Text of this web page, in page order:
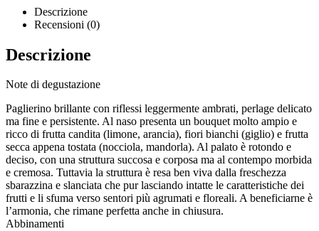
Descrizione
Recensioni (0)
Descrizione
Note di degustazione
Paglierino brillante con riflessi leggermente ambrati, perlage delicato
ma fine e persistente. Al naso presenta un bouquet molto ampio e
ricco di frutta candita (limone, arancia), fiori bianchi (giglio) e frutta
secca appena tostata (nocciola, mandorla). Al palato è rotondo e
deciso, con una struttura succosa e corposa ma al contempo morbida
e cremosa. Tuttavia la struttura è resa ben viva dalla freschezza
sbarazzina e slanciata che pur lasciando intatte le caratteristiche dei
frutti e li sfuma verso sentori più agrumati e floreali. A beneficiarne è
l’armonia, che rimane perfetta anche in chiusura.
Abbinamenti